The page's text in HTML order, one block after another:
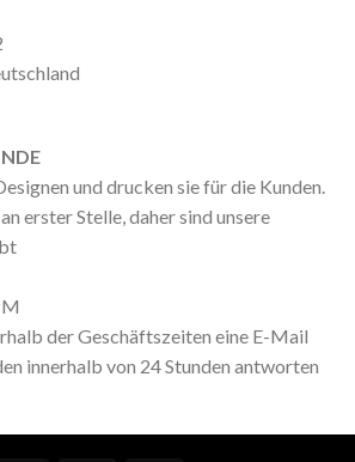
und drucken sie für die Kunden.
erster Stelle, daher sind unsere
der Geschäftszeiten eine E-Mail
innerhalb von 24 Stunden antworten